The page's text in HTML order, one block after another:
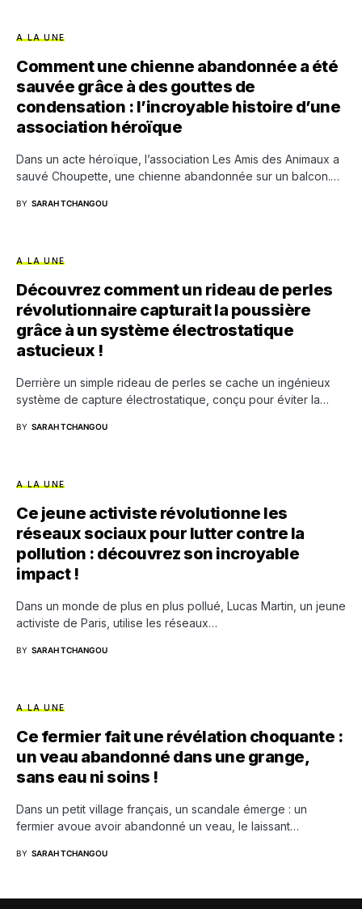
A LA UNE
Comment une chienne abandonnée a été
sauvée grâce à des gouttes de
condensation : l’incroyable histoire d’une
association héroïque
Dans un acte héroïque, l’association Les Amis des Animaux a
sauvé Choupette, une chienne abandonnée sur un balcon.…
BY SARAH TCHANGOU
A LA UNE
Découvrez comment un rideau de perles
révolutionnaire capturait la poussière
grâce à un système électrostatique
astucieux !
Derrière un simple rideau de perles se cache un ingénieux
système de capture électrostatique, conçu pour éviter la…
BY SARAH TCHANGOU
A LA UNE
Ce jeune activiste révolutionne les
réseaux sociaux pour lutter contre la
pollution : découvrez son incroyable
impact !
Dans un monde de plus en plus pollué, Lucas Martin, un jeune
activiste de Paris, utilise les réseaux…
BY SARAH TCHANGOU
A LA UNE
Ce fermier fait une révélation choquante :
un veau abandonné dans une grange,
sans eau ni soins !
Dans un petit village français, un scandale émerge : un
fermier avoue avoir abandonné un veau, le laissant…
BY SARAH TCHANGOU